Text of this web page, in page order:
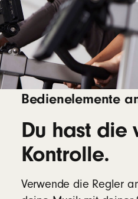
Bedienelemente
Du hast die
Kontrolle.
Verwende die Regler